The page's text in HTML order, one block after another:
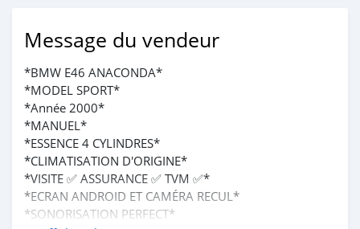
Message du vendeur
*BMW E46 ANACONDA*
*MODEL SPORT*
*Année 2000*
*MANUEL*
*ESSENCE 4 CYLINDRES*
*CLIMATISATION D'ORIGINE*
*VISITE ✅ ASSURANCE ✅ TVM ✅*
*ECRAN ANDROID ET CAMÉRA RECUL*
*SONORISATION PERFECT*